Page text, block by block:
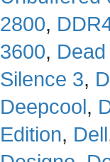
2800,
3600,
Silence 3,
Deepcool,
Edition, Dell